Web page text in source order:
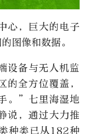
心，巨大的电子
图像和数据。
设备与无人机监
的全方位覆盖，
。”七里海湿地
说，通过大力推
种类已从182种